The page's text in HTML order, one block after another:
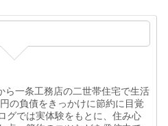
ら一条工務店の二世帯住宅で生活
の負債をきっかけに節約に目覚
グでは実体験をもとに、住み心